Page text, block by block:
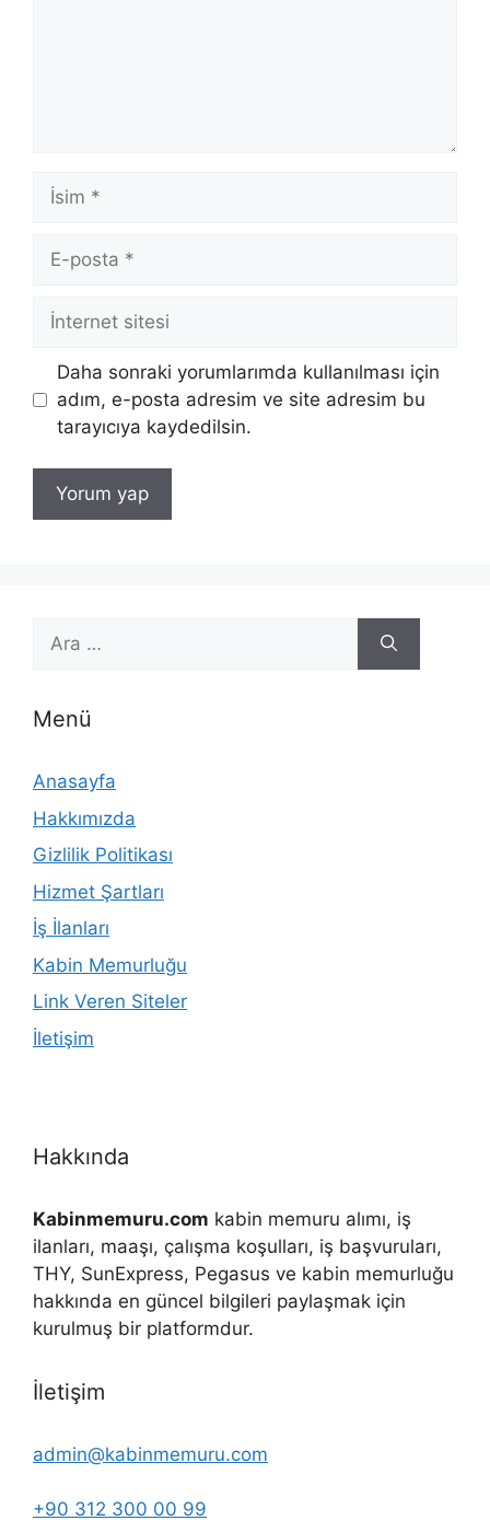
İsim
posta
İnternet
sitesi
Daha sonraki yorumlarımda kullanılması için
adım, e-posta adresim ve site adresim bu
tarayıcıya kaydedilsin.
için
Menü
Anasayfa
Hakkımızda
Gizlilik Politikası
Hizmet Şartları
İş İlanları
Kabin Memurluğu
Link Veren Siteler
İletişim
Hakkında
Kabinmemuru.com kabin memuru alımı, iş
ilanları, maaşı, çalışma koşulları, iş başvuruları,
THY, SunExpress, Pegasus ve kabin memurluğu
hakkında en güncel bilgileri paylaşmak için
kurulmuş bir platformdur.
İletişim
admin@kabinmemuru.com
+90 312 300 00 99